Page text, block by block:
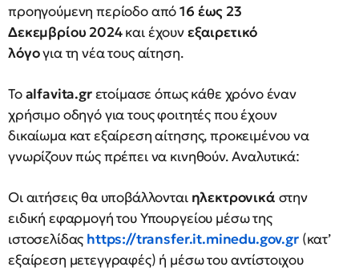
προηγούμενη περίοδο από16 έως 23
Δεκεμβρίου 2024και έχουνεξαιρετικό
λόγογια τη νέα τους αίτηση.
Τοalfavita.grετοίμασε όπως κάθε χρόνο έναν
χρήσιμο οδηγό για τους φοιτητές που έχουν
δικαίωμα κατ εξαίρεση αίτησης, προκειμένου να
γνωρίζουν πώς πρέπει να κινηθούν. Αναλυτικά:
Οι αιτήσεις θα υποβάλλονται ηλεκτρονικά στην
ειδική εφαρμογή του Υπουργείου μέσω της
ιστοσελίδας https://transfer.it.minedu.gov.gr(κατ’
εξαίρεση μετεγγραφές) ή μέσω του αντίστοιχου